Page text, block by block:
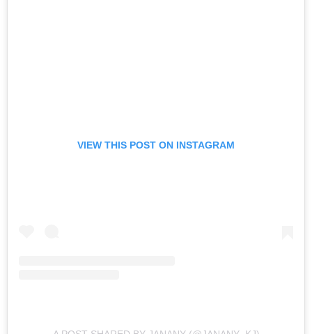
VIEW THIS POST ON INSTAGRAM